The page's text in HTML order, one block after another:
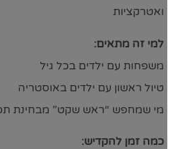
ואטרקציות
למי זה מתאים:
משפחות עם ילדים בכל גיל
טיול ראשון עם ילדים באוסטריה
מי שמחפש “ראש שקט” מבחינת
כמה זמן להקדיש: